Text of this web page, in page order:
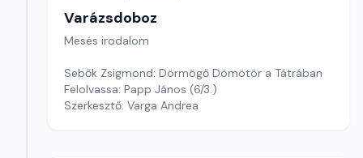
Varázsdoboz
Mesés irodalom
Sebők Zsigmond: Dörmögő Dömötör a Tátrában
Felolvassa: Papp János (6/3.)
Szerkesztő: Varga Andrea